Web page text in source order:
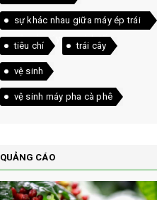
sự khác nhau giữa máy ép trái
cây và máy xay sinh tố
tiêu chí trái cây
vệ sinh
vệ sinh máy pha cà phê
QUẢNG CÁO